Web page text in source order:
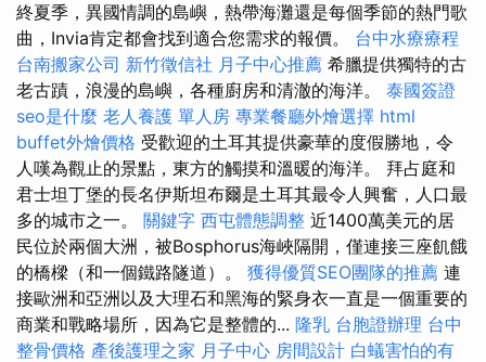
終夏季，異國情調的島嶼，熱帶海灘還是每個季節的熱門歌
曲，Invia肯定都會找到適合您需求的報價。 台中水療療程
台南搬家公司 新竹徵信社 月子中心推薦 希臘提供獨特的古
老古蹟，浪漫的島嶼，各種廚房和清澈的海洋。 泰國簽證
seo是什麼 老人養護 單人房 專業餐廳外燴選擇 html
buffet外燴價格 受歡迎的土耳其提供豪華的度假勝地，令
人嘆為觀止的景點，東方的觸摸和溫暖的海洋。 拜占庭和
君士坦丁堡的長名伊斯坦布爾是土耳其最令人興奮，人口最
多的城市之一。 關鍵字 西屯體態調整 近1400萬美元的居
民位於兩個大洲，被Bosphorus海峽隔開，僅連接三座飢餓
的橋樑（和一個鐵路隧道）。 獲得優質SEO團隊的推薦 連
接歐洲和亞洲以及大理石和黑海的緊身衣一直是一個重要的
商業和戰略場所，因為它是整體的... 隆乳 台胞證辦理 台中
整骨價格 產後護理之家 月子中心 房間設計 白蟻害怕的有